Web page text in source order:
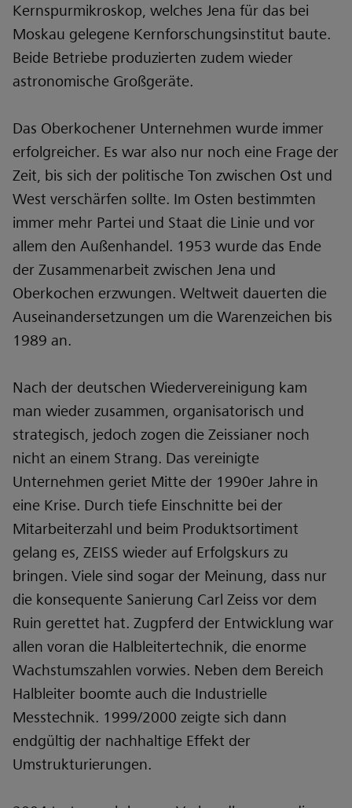
Kernspurmikroskop, welches Jena für das bei
Moskau gelegene Kernforschungsinstitut baute.
Beide Betriebe produzierten zudem wieder
astronomische Großgeräte.
Das Oberkochener Unternehmen wurde immer
erfolgreicher. Es war also nur noch eine Frage der
Zeit, bis sich der politische Ton zwischen Ost und
West verschärfen sollte. Im Osten bestimmten
immer mehr Partei und Staat die Linie und vor
allem den Außenhandel. 1953 wurde das Ende
der Zusammenarbeit zwischen Jena und
Oberkochen erzwungen. Weltweit dauerten die
Auseinandersetzungen um die Warenzeichen bis
1989 an.
Nach der deutschen Wiedervereinigung kam
man wieder zusammen, organisatorisch und
strategisch, jedoch zogen die Zeissianer noch
nicht an einem Strang. Das vereinigte
Unternehmen geriet Mitte der 1990er Jahre in
eine Krise. Durch tiefe Einschnitte bei der
Mitarbeiterzahl und beim Produktsortiment
gelang es, ZEISS wieder auf Erfolgskurs zu
bringen. Viele sind sogar der Meinung, dass nur
die konsequente Sanierung Carl Zeiss vor dem
Ruin gerettet hat. Zugpferd der Entwicklung war
allen voran die Halbleitertechnik, die enorme
Wachstumszahlen vorwies. Neben dem Bereich
Halbleiter boomte auch die Industrielle
Messtechnik. 1999/2000 zeigte sich dann
endgültig der nachhaltige Effekt der
Umstrukturierungen.